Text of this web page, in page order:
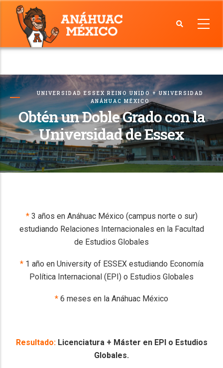
Skip
content
Facultad
Estudios
Globales
UNIVERSIDAD ESSEX REINO UNIDO + UNIVERSIDAD
ANÁHUAC MÉXICO
Obtén un Doble Grado con la
Universidad de Essex
* 3 años en Anáhuac México (campus norte o sur)
estudiando Relaciones Internacionales en la Facultad
de Estudios Globales
* 1 año en University of ESSEX estudiando Economía
Política Internacional (EPI) o Estudios Globales
* 6 meses en la Anáhuac México
Resultado:Licenciatura + Máster en EPI o Estudios
Globales.